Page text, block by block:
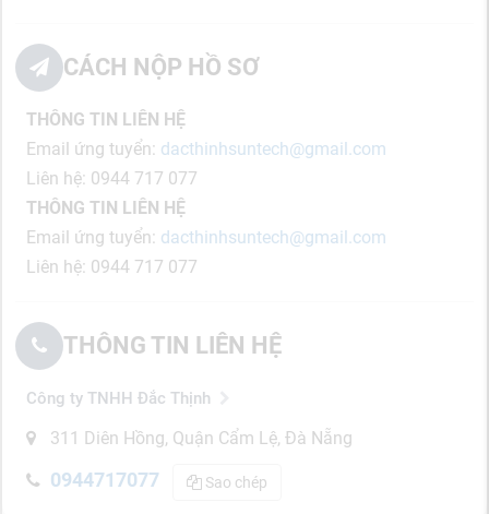
CÁCH NỘP HỒ SƠ
THÔNG TIN LIÊN HỆ
Email ứng tuyển: dacthinhsuntech@gmail.com
Liên hệ: 0944 717 077
THÔNG TIN LIÊN HỆ
Email ứng tuyển: dacthinhsuntech@gmail.com
Liên hệ: 0944 717 077
THÔNG TIN LIÊN HỆ
Công ty TNHH Đắc Thịnh
311 Diên Hồng, Quận Cẩm Lệ, Đà Nẵng
0944717077 Sao chép